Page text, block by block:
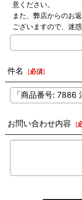
意ください。
また、弊店からのお
ございますので、迷
件名 [必須]
お問い合わせ内容 [